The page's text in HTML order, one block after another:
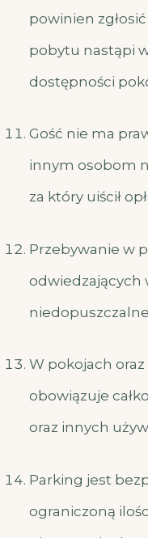
powinien
pobytu nastąpi
dostępności
Gość nie ma
innym osobom
za który uiścił
Przebywanie w
odwiedzających
W pokojach
obowiązuje
oraz innych
Parking jest
ograniczoną